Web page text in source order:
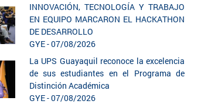
INNOVACIÓN, TECNOLOGÍA Y TRABAJO
EN EQUIPO MARCARON EL HACKATHON
DE DESARROLLO
GYE - 07/08/2026
La UPS Guayaquil reconoce la excelencia
de sus estudiantes en el Programa de
Distinción Académica
GYE - 07/08/2026